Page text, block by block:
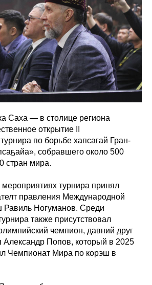
Саха — в столице региона
открытие II
по борьбе хапсагай Гран-
собравшего около 500
стран мира.
турнира принял
правления Международной
Равиль Ногуманов. Среди
также присутствовал
чемпион, давний друг
Попов, который в 2025
Чемпионат Мира по корэш в